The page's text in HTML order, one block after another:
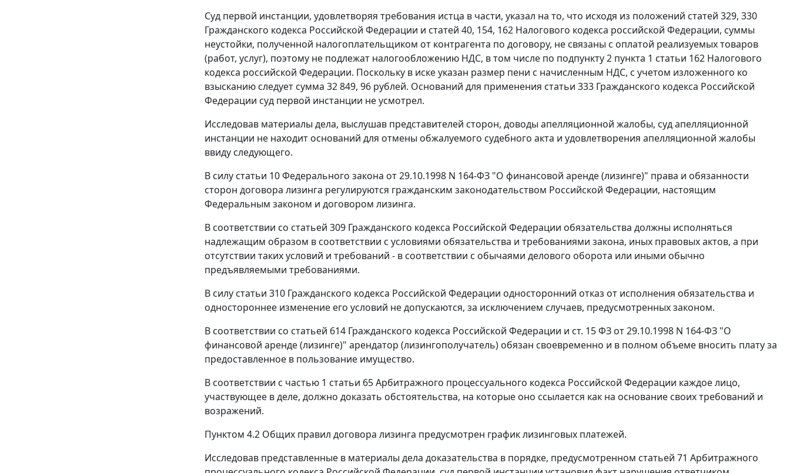
Суд первой инстанции, удовлетворяя требования истца в части, указал на то, что исходя из положений статей 329, 330
Гражданского кодекса Российской Федерации и статей 40, 154, 162 Налогового кодекса российской Федерации, суммы
неустойки, полученной налогоплательщиком от контрагента по договору, не связаны с оплатой реализуемых товаров
(работ, услуг), поэтому не подлежат налогообложению НДС, в том числе по подпункту 2 пункта 1 статьи 162 Налогового
кодекса российской Федерации. Поскольку в иске указан размер пени с начисленным НДС, с учетом изложенного ко
взысканию следует сумма 32 849, 96 рублей. Оснований для применения статьи 333 Гражданского кодекса Российской
Федерации суд первой инстанции не усмотрел.
Исследовав материалы дела, выслушав представителей сторон, доводы апелляционной жалобы, суд апелляционной
инстанции не находит оснований для отмены обжалуемого судебного акта и удовлетворения апелляционной жалобы
ввиду следующего.
В силу статьи 10Федерального закона от 29.10.1998 N 164-ФЗ "О финансовой аренде (лизинге)" права и обязанности
сторон договора лизинга регулируются гражданским законодательством Российской Федерации, настоящим
Федеральным законом и договором лизинга.
В соответствии со статьей 309 Гражданского кодекса Российской Федерации обязательства должны исполняться
надлежащим образом в соответствии с условиями обязательства и требованиями закона, иных правовых актов, а при
отсутствии таких условий и требований - в соответствии с обычаями делового оборота или иными обычно
предъявляемыми требованиями.
В силу статьи 310 Гражданского кодекса Российской Федерации односторонний отказ от исполнения обязательства и
одностороннее изменение его условий не допускаются, за исключением случаев, предусмотренных законом.
В соответствии со статьей 614 Гражданского кодекса Российской Федерации и ст. 15ФЗ от 29.10.1998 N 164-ФЗ "О
финансовой аренде (лизинге)" арендатор (лизингополучатель) обязан своевременно и в полном объеме вносить плату за
предоставленное в пользование имущество.
В соответствии с частью 1 статьи 65Арбитражного процессуального кодекса Российской Федерации каждое лицо,
участвующее в деле, должно доказать обстоятельства, на которые оно ссылается как на основание своих требований и
возражений.
Пунктом 4.2 Общих правил договора лизинга предусмотрен график лизинговых платежей.
Исследовав представленные в материалы дела доказательства в порядке, предусмотренном статьей 71 Арбитражного